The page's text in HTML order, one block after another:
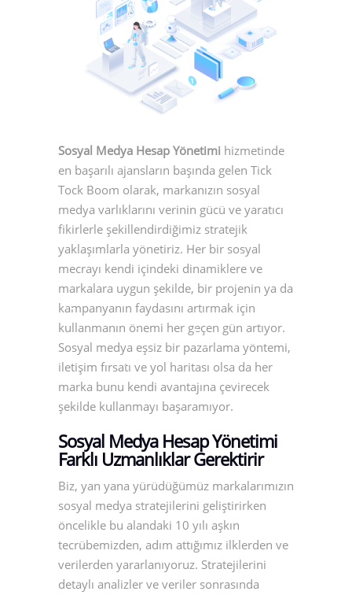
Sosyal Medya Hesap Yönetimi hizmetinde
en başarılı ajansların başında gelen Tick
Tock Boom olarak, markanızın sosyal
medya varlıklarını verinin gücü ve yaratıcı
fikirlerle şekillendirdiğimiz stratejik
yaklaşımlarla yönetiriz. Her bir sosyal
mecrayı kendi içindeki dinamiklere ve
markalara uygun şekilde, bir projenin ya da
kampanyanın faydasını artırmak için
kullanmanın önemi her geçen gün artıyor.
Sosyal medya eşsiz bir pazarlama yöntemi,
iletişim fırsatı ve yol haritası olsa da her
marka bunu kendi avantajına çevirecek
şekilde kullanmayı başaramıyor.
Sosyal Medya Hesap Yönetimi
Farklı Uzmanlıklar Gerektirir
Biz, yan yana yürüdüğümüz markalarımızın
sosyal medya stratejilerini geliştirirken
öncelikle bu alandaki 10 yılı aşkın
tecrübemizden, adım attığımız ilklerden ve
verilerden yararlanıyoruz. Stratejilerini
detaylı analizler ve veriler sonrasında